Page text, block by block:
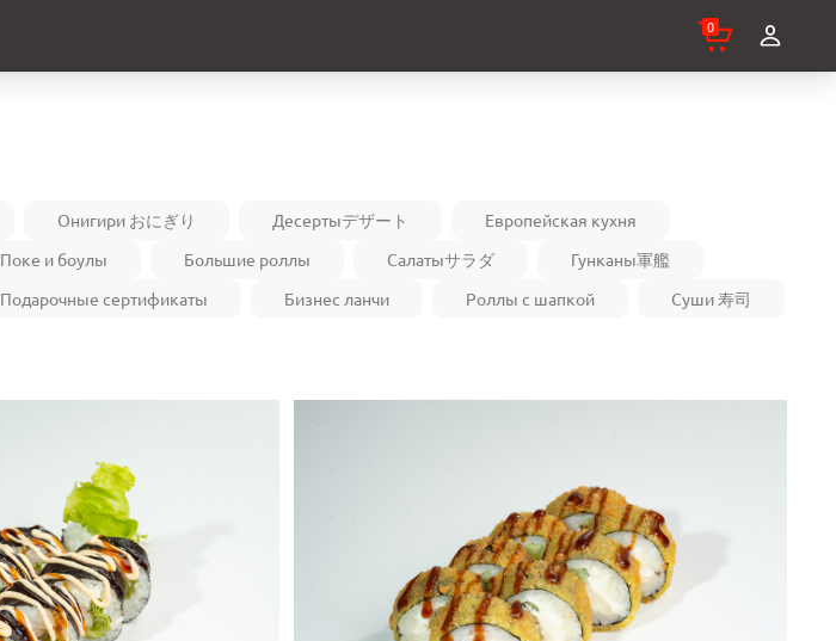
0
Онигири おにぎり Десертыデザート
Европейская кухня
Поке и боулы Большие роллы Салатыサラダ
Гунканы軍艦
Подарочные сертификаты Бизнес ланчи Роллы с шапкой Суши 寿司